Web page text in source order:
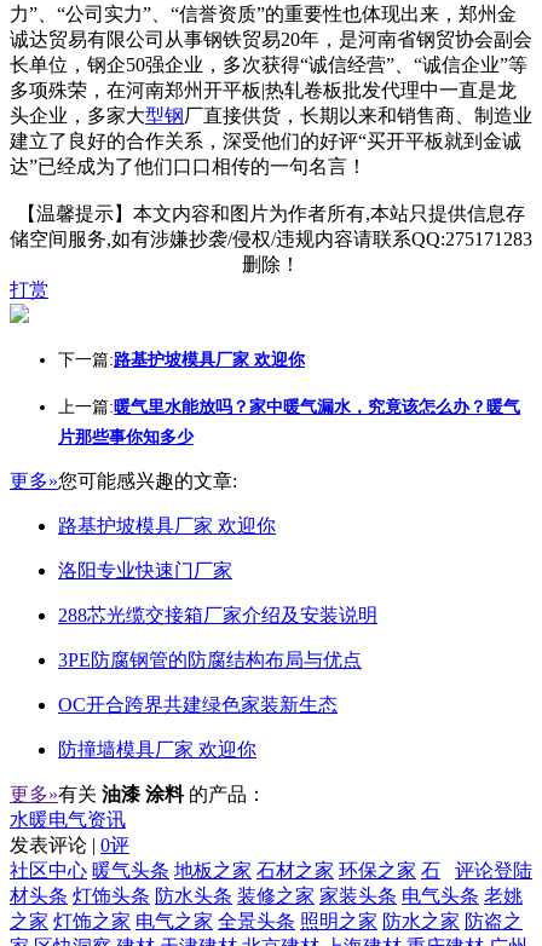
力”、“公司实力”、“信誉资质”的重要性也体现出来，郑州金
诚达贸易有限公司从事钢铁贸易20年，是河南省钢贸协会副会
长单位，钢企50强企业，多次获得“诚信经营”、“诚信企业”等
多项殊荣，在河南郑州开平板|热轧卷板批发代理中一直是龙
头企业，多家大型钢厂直接供货，长期以来和销售商、制造业
建立了良好的合作关系，深受他们的好评“买开平板就到金诚
达”已经成为了他们口口相传的一句名言！
【温馨提示】本文内容和图片为作者所有,本站只提供信息存
储空间服务,如有涉嫌抄袭/侵权/违规内容请联系QQ:275171283
删除！
打赏
下一篇:路基护坡模具厂家 欢迎你
上一篇:暖气里水能放吗？家中暖气漏水，究竟该怎么办？暖气
片那些事你知多少
更多»您可能感兴趣的文章:
路基护坡模具厂家 欢迎你
洛阳专业快速门厂家
288芯光缆交接箱厂家介绍及安装说明
3PE防腐钢管的防腐结构布局与优点
OC开合跨界共建绿色家装新生态
防撞墙模具厂家 欢迎你
更多»有关 油漆 涂料 的产品：
水暖电气资讯
发表评论 | 0评
评论登陆
社区中心 暖气头条 地板之家 石材之家 环保之家 石
材头条 灯饰头条 防水头条 装修之家 家装头条 电气头条 老姚
之家 灯饰之家 电气之家 全景头条 照明之家 防水之家 防盗之